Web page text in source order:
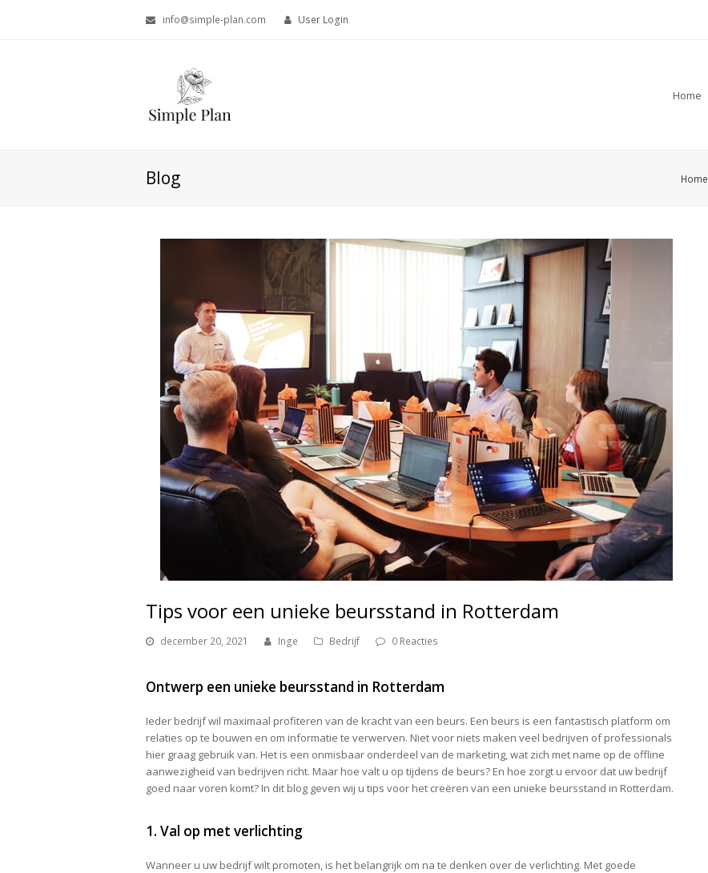
info@simple-plan.com User Login
Home
Blog Home
Tips voor een unieke beursstand in Rotterdam
december 20, 2021 Inge Bedrijf 0 Reacties
Ontwerp een unieke beursstand in Rotterdam
Ieder bedrijf wil maximaal profiteren van de kracht van een beurs. Een beurs is een fantastisch platform om
relaties op te bouwen en om informatie te verwerven. Niet voor niets maken veel bedrijven of professionals
hier graag gebruik van. Het is een onmisbaar onderdeel van de marketing, wat zich met name op de offline
aanwezigheid van bedrijven richt. Maar hoe valt u op tijdens de beurs? En hoe zorgt u ervoor dat uw bedrijf
goed naar voren komt? In dit blog geven wij u tips voor het creëren van een unieke beursstand in Rotterdam.
1. Val op met verlichting
Wanneer u uw bedrijf wilt promoten, is het belangrijk om na te denken over de verlichting. Met goede